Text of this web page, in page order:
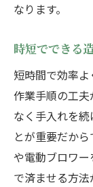
なります。
時短でできる
短時間で効率
作業手順の工
なく手入れを
とが重要だか
や電動ブロワ
で済ませる方